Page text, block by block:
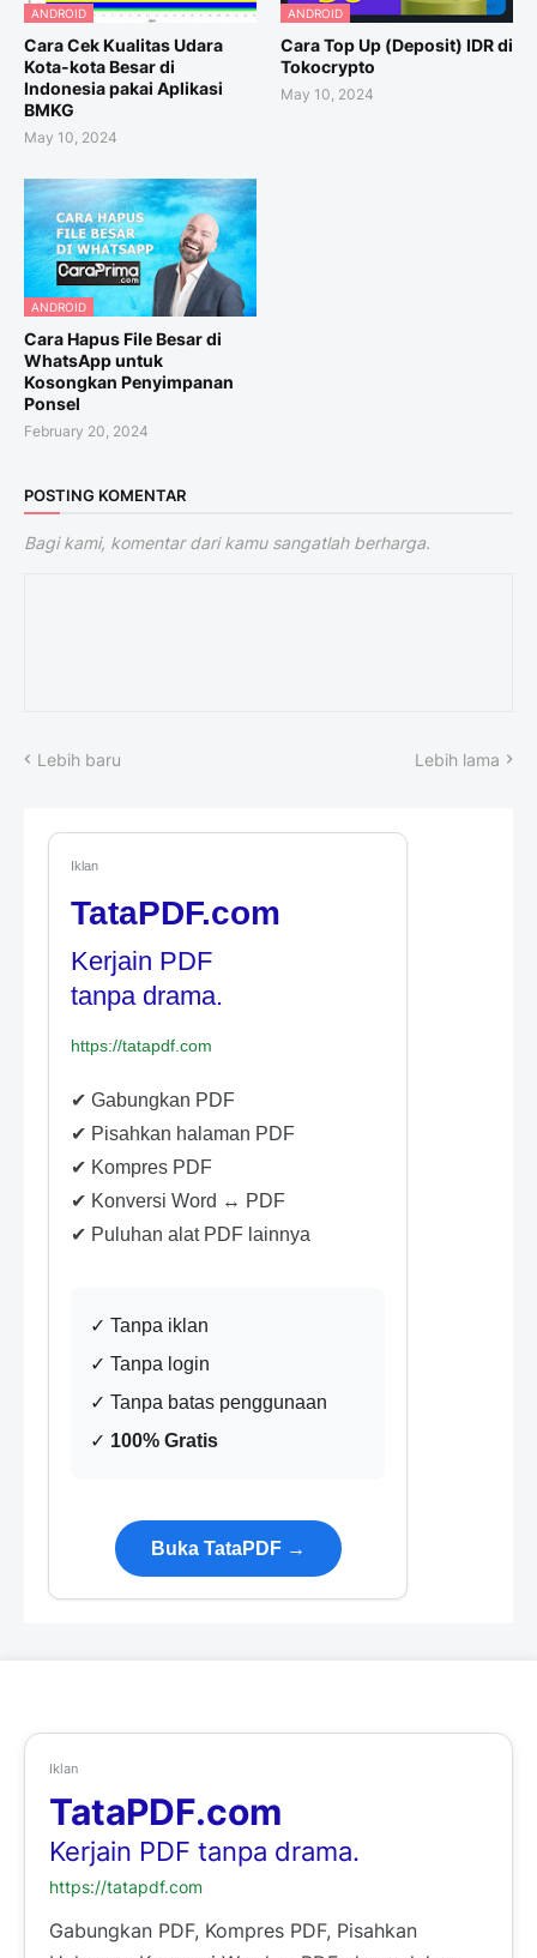
ANDROID
Cara Cek Kualitas Udara
Kota-kota Besar di
Indonesia pakai Aplikasi
BMKG
May 10, 2024
ANDROID
Cara Top Up (Deposit) IDR di
Tokocrypto
May 10, 2024
ANDROID
Cara Hapus File Besar di
WhatsApp untuk
Kosongkan Penyimpanan
Ponsel
February 20, 2024
POSTING KOMENTAR
Bagi kami, komentar dari kamu sangatlah berharga.
Lebih baru Lebih lama
Iklan
TataPDF.com
Kerjain PDF
tanpa drama.
https://tatapdf.com
✔ Gabungkan PDF
✔ Pisahkan halaman PDF
✔ Kompres PDF
✔ Konversi Word ↔ PDF
✔ Puluhan alat PDF lainnya
✓ Tanpa iklan
✓ Tanpa login
✓ Tanpa batas penggunaan
✓ 100% Gratis
Buka TataPDF →
Iklan
TataPDF.com
Kerjain PDF tanpa drama.
https://tatapdf.com
Gabungkan PDF, Kompres PDF, Pisahkan